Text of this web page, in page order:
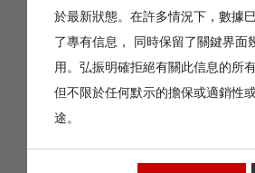
於最新狀態。在許多情況下，數據
了專有信息， 同時保留了關鍵界面
用。弘振明確拒絕有關此信息的所
但不限於任何默示的擔保或適銷性
途。